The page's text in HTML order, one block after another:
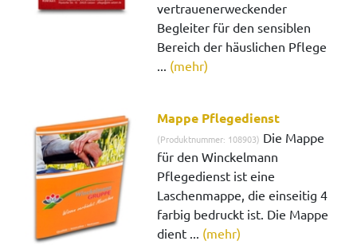
vertrauenerweckender
Begleiter für den sensiblen
Bereich der häuslichen Pflege
... (mehr)
Mappe Pflegedienst
(Produktnummer: 108903) Die Mappe
für den Winckelmann
Pflegedienst ist eine
Laschenmappe, die einseitig 4
farbig bedruckt ist. Die Mappe
dient ... (mehr)